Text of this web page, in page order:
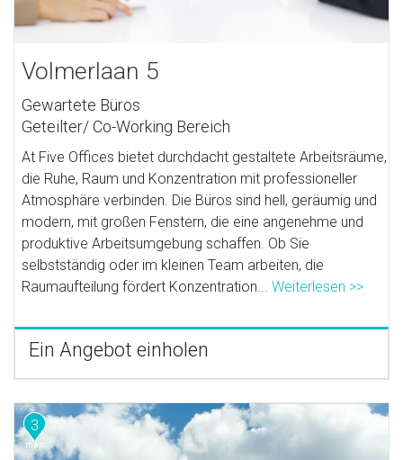
Volmerlaan 5
Gewartete Büros
Geteilter/ Co-Working Bereich
At Five Offices bietet durchdacht gestaltete Arbeitsräume,
die Ruhe, Raum und Konzentration mit professioneller
Atmosphäre verbinden. Die Büros sind hell, geräumig und
modern, mit großen Fenstern, die eine angenehme und
produktive Arbeitsumgebung schaffen. Ob Sie
selbstständig oder im kleinen Team arbeiten, die
Raumaufteilung fördert Konzentration...Weiterlesen >>
Ein Angebot einholen
3